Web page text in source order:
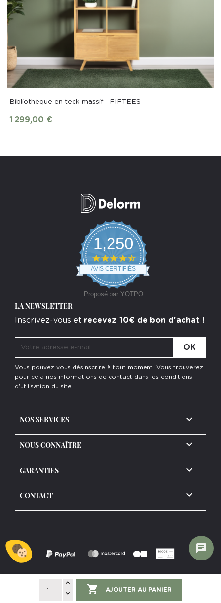
 AJOUTER AU PANIER
Bibliothèque en teck massif - FIFTEES
1 299,00 €
1,250
4.7
star
rating
AVIS CERTIFIÉS
Proposé par YOTPO
LA NEWSLETTER
Inscrivez-vous et recevez 10€ de bon d'achat !
Vous pouvez vous désinscrire à tout moment. Vous trouverez
pour cela nos informations de contact dans les conditions
d'utilisation du site.
NOS SERVICES 
NOUS CONNAÎTRE 
GARANTIES 
CONTACT keyboard_arrow_down
Copyright ©2026 www.delormdesign.com
chat